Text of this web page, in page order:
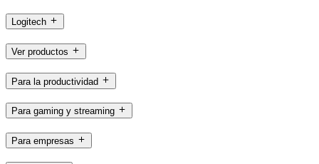
Logitech
Ver productos
Para la productividad
Para gaming y streaming
Para empresas